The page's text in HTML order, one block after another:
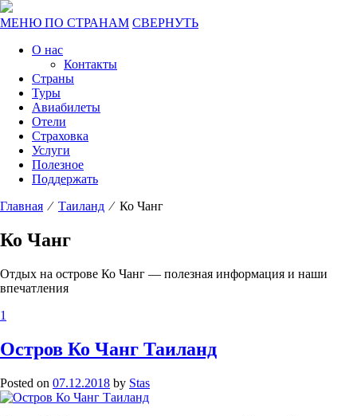
МЕНЮ ПО СТРАНАМ СВЕРНУТЬ
О нас
Контакты
Страны
Туры
Авиабилеты
Отели
Страховка
Услуги
Полезное
Поддержать
Главная ⁄ Таиланд ⁄ Ко Чанг
Ко Чанг
Отдых на острове Ко Чанг — полезная информация и наши
впечатления
1
Остров Ко Чанг Таиланд
Posted on 07.12.2018 by Stas